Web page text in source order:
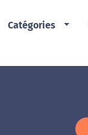
Catégories